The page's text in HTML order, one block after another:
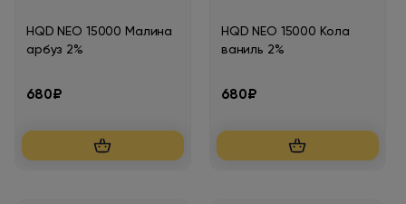
HQD NEO 15000 Малина
арбуз 2%
680₽
HQD NEO 15000 Кола
ваниль 2%
680₽